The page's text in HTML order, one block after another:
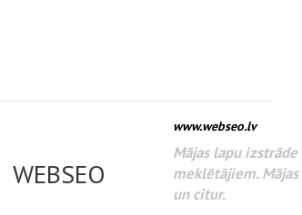
WEBSEO
www.webseo.lv
Разработка веб-
поисковых систем
AdWords и другое.